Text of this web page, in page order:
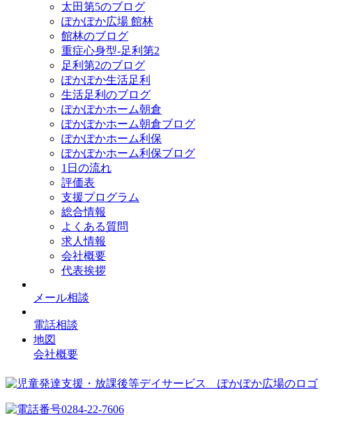
太田第5のブログ
ぽかぽか広場 館林
館林のブログ
重症心身型-足利第2
足利第2のブログ
ぽかぽか生活足利
生活足利のブログ
ぽかぽかホーム朝倉
ぽかぽかホーム朝倉ブログ
ぽかぽかホーム利保
ぽかぽかホーム利保ブログ
1日の流れ
評価表
支援プログラム
総合情報
よくある質問
求人情報
会社概要
代表挨拶
メール相談
電話相談
地図
会社概要